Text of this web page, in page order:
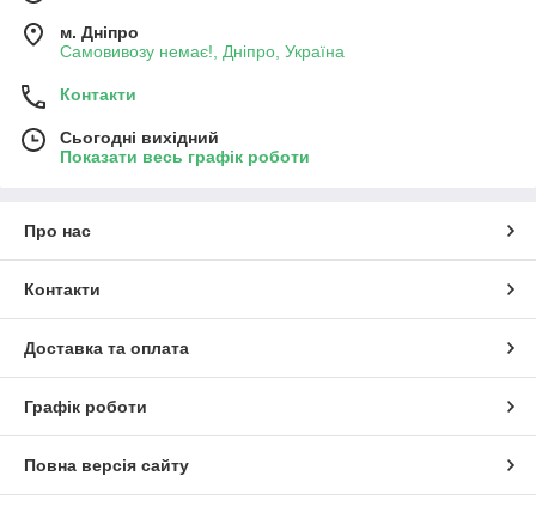
м. Дніпро
Самовивозу немає!, Дніпро, Україна
Контакти
Сьогодні вихідний
Показати весь графік роботи
Про нас
Контакти
Доставка та оплата
Графік роботи
Повна версія сайту